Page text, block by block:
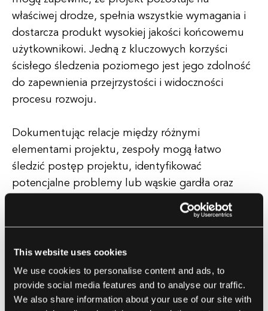
This website uses cookies
We use cookies to personalise content and ads, to
provide social media features and to analyse our traffic.
We also share information about your use of our site with
właściwej drodze, spełnia wszystkie wymagania i
dostarcza produkt wysokiej jakości końcowemu
użytkownikowi. Jedną z kluczowych korzyści
ścisłego śledzenia poziomego jest jego zdolność
do zapewnienia przejrzystości i widoczności
procesu rozwoju.
Dokumentując relacje między różnymi
elementami projektu, zespoły mogą łatwo
śledzić postęp projektu, identyfikować
potencjalne problemy lub wąskie gardła oraz
podejmować świadome decyzje, aby utrzymać
projekt w harmonogramie i w budżecie.
poprawić współpracę i komunikację wśród
członków zespołu, ponieważ zapewnia wspólne
zrozumienie wymagań projektu i projektu na
różnych poziomach.